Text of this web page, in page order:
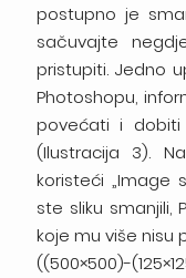
postupno je
sačuvajte
pristupiti. Jedno
Photoshopu,
povećati i dobiti
(Ilustracija 3).
koristeći „Image
ste sliku smanjili,
koje mu više nisu
((500×500)-